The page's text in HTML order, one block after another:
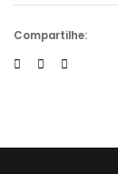
Compartilhe: